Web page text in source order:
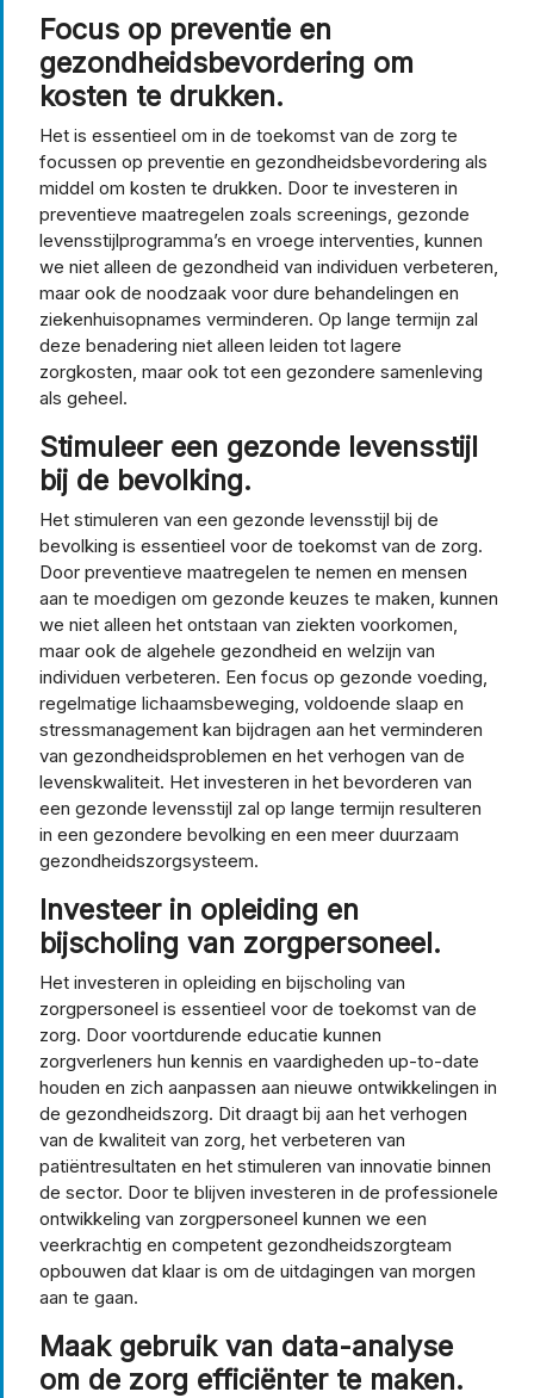
Focus op preventie en
gezondheidsbevordering om
kosten te drukken.
Het is essentieel om in de toekomst van de zorg te
focussen op preventie en gezondheidsbevordering als
middel om kosten te drukken. Door te investeren in
preventieve maatregelen zoals screenings, gezonde
levensstijlprogramma’s en vroege interventies, kunnen
we niet alleen de gezondheid van individuen verbeteren,
maar ook de noodzaak voor dure behandelingen en
ziekenhuisopnames verminderen. Op lange termijn zal
deze benadering niet alleen leiden tot lagere
zorgkosten, maar ook tot een gezondere samenleving
als geheel.
Stimuleer een gezonde levensstijl
bij de bevolking.
Het stimuleren van een gezonde levensstijl bij de
bevolking is essentieel voor de toekomst van de zorg.
Door preventieve maatregelen te nemen en mensen
aan te moedigen om gezonde keuzes te maken, kunnen
we niet alleen het ontstaan van ziekten voorkomen,
maar ook de algehele gezondheid en welzijn van
individuen verbeteren. Een focus op gezonde voeding,
regelmatige lichaamsbeweging, voldoende slaap en
stressmanagement kan bijdragen aan het verminderen
van gezondheidsproblemen en het verhogen van de
levenskwaliteit. Het investeren in het bevorderen van
een gezonde levensstijl zal op lange termijn resulteren
in een gezondere bevolking en een meer duurzaam
gezondheidszorgsysteem.
Investeer in opleiding en
bijscholing van zorgpersoneel.
Het investeren in opleiding en bijscholing van
zorgpersoneel is essentieel voor de toekomst van de
zorg. Door voortdurende educatie kunnen
zorgverleners hun kennis en vaardigheden up-to-date
houden en zich aanpassen aan nieuwe ontwikkelingen in
de gezondheidszorg. Dit draagt bij aan het verhogen
van de kwaliteit van zorg, het verbeteren van
patiëntresultaten en het stimuleren van innovatie binnen
de sector. Door te blijven investeren in de professionele
ontwikkeling van zorgpersoneel kunnen we een
veerkrachtig en competent gezondheidszorgteam
opbouwen dat klaar is om de uitdagingen van morgen
aan te gaan.
Maak gebruik van data-analyse
om de zorg efficiënter te maken.